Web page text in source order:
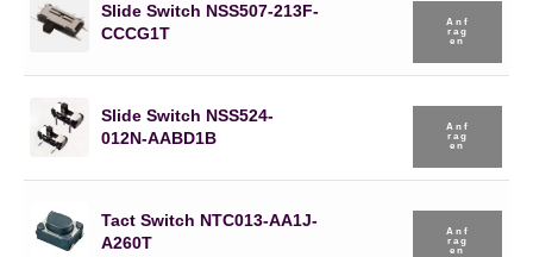
Slide Switch NSS507-213F-
CCCG1T
Anf
Rag
En
Slide Switch NSS524-
012N-AABD1B
Anf
Rag
En
Tact Switch NTC013-AA1J-
A260T
Anf
Rag
En